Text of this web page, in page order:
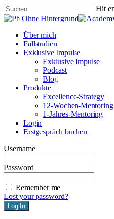
Skip
to
content
Hit
Close
Menu
Über mich
Fallstudien
Exklusive Impulse
Exklusive Impulse
Podcast
Blog
Produkte
Excellence-Strategy
12-Wochen-Mentoring
1-Jahres-Mentoring
Login
Erstgespräch buchen
Username
Password
Remember me
Lost your password?